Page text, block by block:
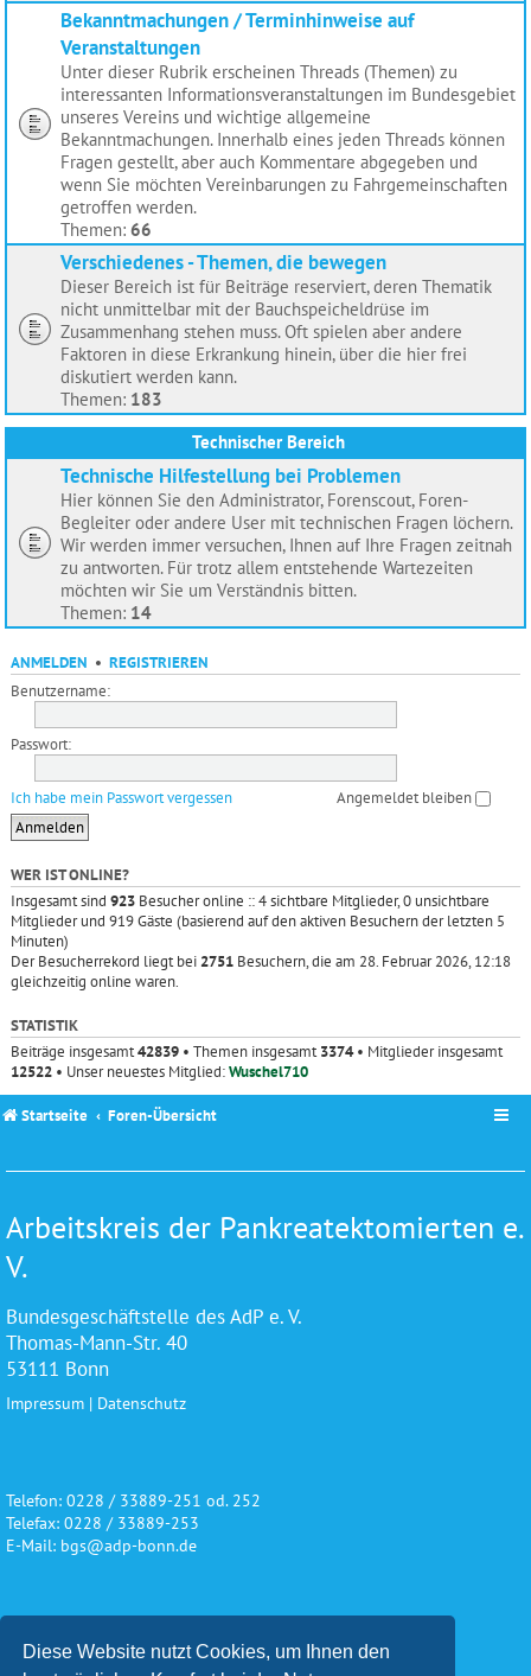
Diese Website nutzt Cookies, um Ihnen den
Bekanntmachungen / Terminhinweise auf
Veranstaltungen
Unter dieser Rubrik erscheinen Threads (Themen) zu
interessanten Informationsveranstaltungen im Bundesgebiet
unseres Vereins und wichtige allgemeine
Bekanntmachungen. Innerhalb eines jeden Threads können
Fragen gestellt, aber auch Kommentare abgegeben und
wenn Sie möchten Vereinbarungen zu Fahrgemeinschaften
getroffen werden.
Themen: 66
Verschiedenes - Themen, die bewegen
Dieser Bereich ist für Beiträge reserviert, deren Thematik
nicht unmittelbar mit der Bauchspeicheldrüse im
Zusammenhang stehen muss. Oft spielen aber andere
Faktoren in diese Erkrankung hinein, über die hier frei
diskutiert werden kann.
Themen: 183
Technischer Bereich
Technische Hilfestellung bei Problemen
Hier können Sie den Administrator, Forenscout, Foren-
Begleiter oder andere User mit technischen Fragen löchern.
Wir werden immer versuchen, Ihnen auf Ihre Fragen zeitnah
zu antworten. Für trotz allem entstehende Wartezeiten
möchten wir Sie um Verständnis bitten.
Themen: 14
ANMELDEN • REGISTRIEREN
Benutzername:
Passwort:
Ich habe mein Passwort vergessen Angemeldet bleiben
WER IST ONLINE?
Insgesamt sind 923 Besucher online :: 4 sichtbare Mitglieder, 0 unsichtbare
Mitglieder und 919 Gäste (basierend auf den aktiven Besuchern der letzten 5
Minuten)
Der Besucherrekord liegt bei 2751 Besuchern, die am 28. Februar 2026, 12:18
gleichzeitig online waren.
STATISTIK
Beiträge insgesamt42839 • Themen insgesamt3374• Mitglieder insgesamt
12522 • Unser neuestes Mitglied:Wuschel710
Startseite Foren-Übersicht
Arbeitskreis der Pankreatektomierten e.
V.
Bundesgeschäftstelle des AdP e. V.
Thomas-Mann-Str. 40
53111 Bonn
Impressum | Datenschutz
Telefon: 0228 / 33889-251 od. 252
Telefax: 0228 / 33889-253
E-Mail: bgs@adp-bonn.de
Wir danken für die freundliche
Unterstützung und Förderung